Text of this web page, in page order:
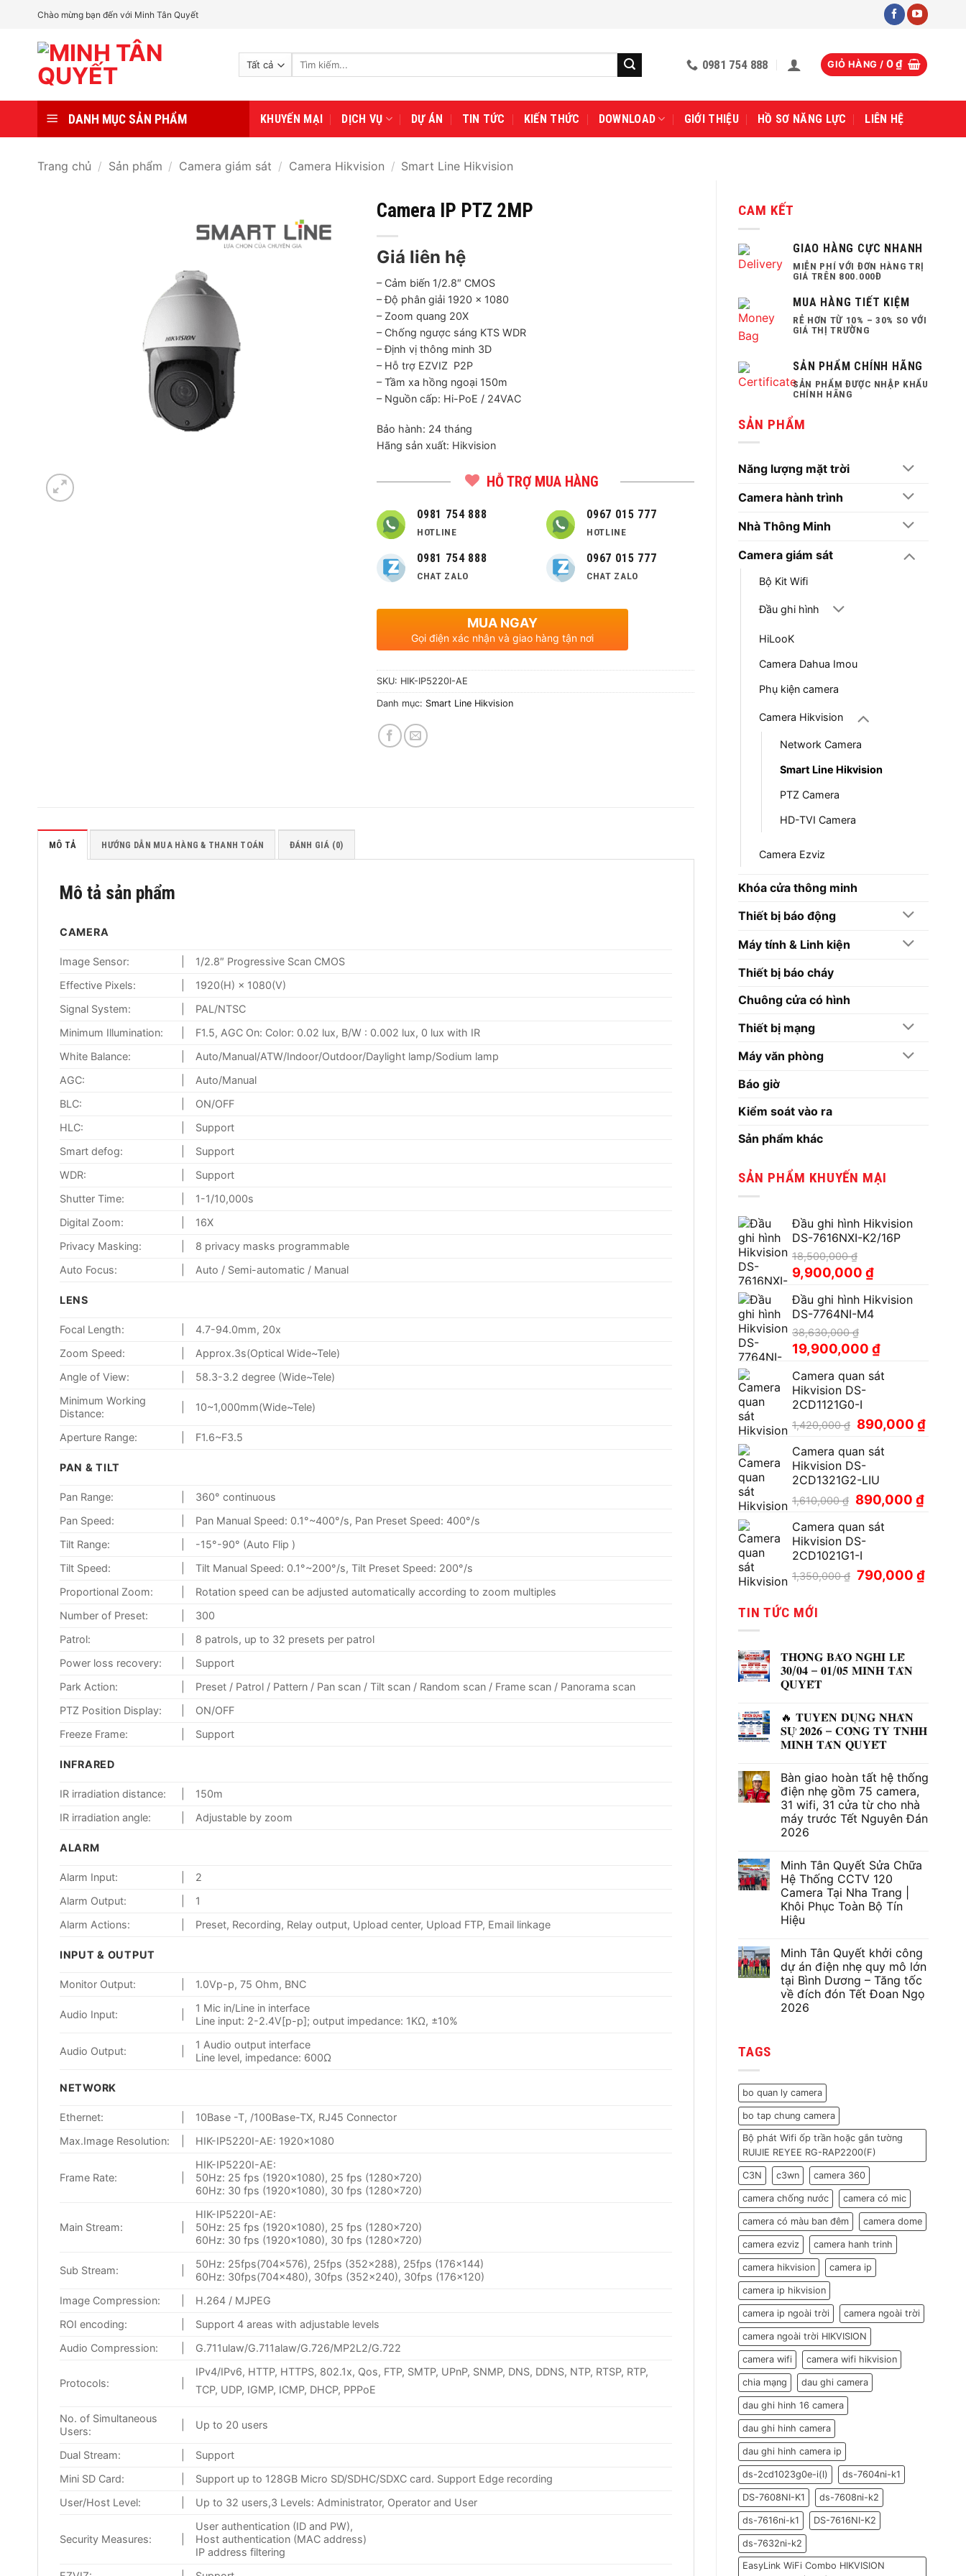
Chào mừng bạn đến với Minh Tân Quyết
Tìm
0981 754 888 GIỎ HÀNG / 0₫
DANH MỤC SẢN PHẨM KHUYẾN MẠI DỊCH VỤ DỰ ÁN TIN TỨC KIẾN THỨC DOWNLOAD GIỚI THIỆU HỒ SƠ NĂNG LỰC LIÊN HỆ
Trang chủ / Sản phẩm / Camera giám sát / Camera Hikvision / Smart Line Hikvision
CAM KẾT
GIAO HÀNG CỰC NHANH
MIỄN PHÍ VỚI ĐƠN HÀNG TRỊ
GIÁ TRÊN 800.000Đ
MUA HÀNG TIẾT KIỆM
RẺ HƠN TỪ 10% – 30% SO VỚI
GIÁ THỊ TRƯỜNG
SẢN PHẨM CHÍNH HÃNG
SẢN PHẨM ĐƯỢC NHẬP KHẨU
CHÍNH HÃNG
SẢN PHẨM
Năng lượng mặt trời
Camera hành trình
Nhà Thông Minh
Camera giám sát
Bộ Kit Wifi
Đầu ghi hình
HiLooK
Camera Dahua Imou
Phụ kiện camera
Camera Hikvision
Network Camera
Smart Line Hikvision
PTZ Camera
HD-TVI Camera
Camera Ezviz
Khóa cửa thông minh
Thiết bị báo động
Máy tính & Linh kiện
Thiết bị báo cháy
Chuông cửa có hình
Thiết bị mạng
Máy văn phòng
Báo giờ
Kiểm soát vào ra
Sản phẩm khác
SẢN PHẨM KHUYẾN MẠI
Đầu ghi hình Hikvision
DS-7616NXI-K2/16P
18,500,000₫
Giá
gốc
là:
18,500,000 ₫.
9,900,000 ₫Giá
tại
là:
Đầu ghi hình Hikvision
DS-7764NI-M4
38,630,000₫
Giá
gốc
là:
38,630,000 ₫.
19,900,000 ₫Giá
tại
Camera quan sát
Hikvision DS-
2CD1121G0-I
1,420,000₫ Giá
là:
1,420,000 ₫.
890,000₫Giá
Camera quan sát
Hikvision DS-
2CD1321G2-LIU
1,610,000₫ Giá
là:
1,610,000 ₫.
890,000₫Giá
Camera quan sát
Hikvision DS-
2CD1021G1-I
1,350,000₫ Giá
790,000₫Giá
TIN TỨC MỚI
𝐓𝐇𝐎̂𝐍𝐆 𝐁𝐀́𝐎 𝐍𝐆𝐇𝐈̉ 𝐋𝐄̂̃
𝟑𝟎/𝟎𝟒 – 𝟎𝟏/𝟎𝟓 𝐌𝐈𝐍𝐇 𝐓𝐀̂𝐍
𝐐𝐔𝐘𝐄̂́𝐓
bình
luận
ở
𝐓𝐇𝐎̂𝐍𝐆
𝐋𝐄̂̃
𝟑𝟎/𝟎𝟒
–
𝟎𝟏/𝟎𝟓
𝐌𝐈𝐍𝐇
𝐓𝐀̂𝐍
𝐐𝐔𝐘𝐄̂́𝐓
🔥 𝐓𝐔𝐘𝐄̂̉𝐍 𝐃𝐔̣𝐍𝐆 𝐍𝐇𝐀̂𝐍
𝐒𝐔̛̣ 𝟐𝟎𝟐𝟔 – 𝐂𝐎̂𝐍𝐆 𝐓𝐘 𝐓𝐍𝐇𝐇
𝐌𝐈𝐍𝐇 𝐓𝐀̂𝐍 𝐐𝐔𝐘𝐄̂́𝐓
bình
luận
ở
🔥
𝐓𝐔𝐘𝐄̂̉𝐍
𝐃𝐔̣𝐍𝐆
𝐍𝐇𝐀̂𝐍
–
𝐂𝐎̂𝐍𝐆
𝐓𝐘
𝐓𝐍𝐇𝐇
𝐌𝐈𝐍𝐇
𝐓𝐀̂𝐍
𝐐𝐔𝐘𝐄̂́𝐓
Bàn giao hoàn tất hệ thống
điện nhẹ gồm 75 camera,
31 wifi, 31 cửa từ cho nhà
máy trước Tết Nguyên Đán
2026
bình
luận
ở
Bàn
giao
hoàn
tất
điện
nhẹ
gồm
75
camera,
31
wifi,
31
Nguyên
Đán
2026
Minh Tân Quyết Sửa Chữa
Hệ Thống CCTV 120
Camera Tại Nha Trang |
Khôi Phục Toàn Bộ Tín
Hiệu
bình
luận
ở
Minh
Tân
Quyết
Sửa
Nha
Trang
|
Khôi
Phục
Toàn
Bộ
Tín
Hiệu
Minh Tân Quyết khởi công
dự án điện nhẹ quy mô lớn
tại Bình Dương – Tăng tốc
về đích đón Tết Đoan Ngọ
2026
Quyết
khởi
công
dự
án
điện
nhẹ
quy
mô
lớn
tại
Bình
Dương
–
Tăng
tốc
về
đích
đón
Tết
Đoan
Ngọ
2026
TAGS
bo quan ly camera
bo tap chung camera
Bộ phát Wifi ốp trần hoặc gắn tường
RUIJIE REYEE RG-RAP2200(F)
C3N c3wn camera 360
camera chống nước camera có mic
camera có màu ban đêm camera dome
camera ezviz camera hanh trinh
camera hikvision camera ip
camera ip hikvision
camera ip ngoài trời camera ngoài trời
camera ngoài trời HIKVISION
camera wifi camera wifi hikvision
chia mạng dau ghi camera
dau ghi hinh 16 camera
dau ghi hinh camera
dau ghi hinh camera ip
ds-2cd1023g0e-i(l) ds-7604ni-k1
DS-7608NI-K1 ds-7608ni-k2
ds-7616ni-k1 DS-7616NI-K2
ds-7632ni-k2
EasyLink WiFi Combo HIKVISION
Camera IP PTZ 2MP
Giá liên hệ
– Cảm biến 1/2.8″ CMOS
– Độ phân giải 1920 x 1080
– Zoom quang 20X
– Chống ngược sáng KTS WDR
– Định vị thông minh 3D
– Hỗ trợ EZVIZ P2P
– Tầm xa hồng ngoại 150m
– Nguồn cấp: Hi-PoE / 24VAC
Bảo hành: 24 tháng
Hãng sản xuất: Hikvision
HỖ TRỢ MUA HÀNG
0981 754 888
HOTLINE
0981 754 888
CHAT ZALO
0967 015 777
HOTLINE
0967 015 777
CHAT ZALO
MUA NGAY
Gọi điện xác nhận và giao hàng tận nơi
SKU: HIK-IP5220I-AE
Danh mục: Smart Line Hikvision
MÔ TẢ HƯỚNG DẪN MUA HÀNG & THANH TOÁN ĐÁNH GIÁ (0)
Mô tả sản phẩm
CAMERA
Image Sensor:
1/2.8″ Progressive Scan CMOS
Effective Pixels:
1920(H) × 1080(V)
Signal System:
PAL/NTSC
Minimum Illumination:
F1.5, AGC On: Color: 0.02 lux, B/W : 0.002 lux, 0 lux with IR
White Balance:
Auto/Manual/ATW/Indoor/Outdoor/Daylight lamp/Sodium lamp
AGC:
Auto/Manual
BLC:
ON/OFF
HLC:
Support
Smart defog:
Support
WDR:
Support
Shutter Time:
1-1/10,000s
Digital Zoom:
16X
Privacy Masking:
8 privacy masks programmable
Auto Focus:
Auto / Semi-automatic / Manual
LENS
Focal Length:
4.7-94.0mm, 20x
Zoom Speed:
Approx.3s(Optical Wide~Tele)
Angle of View:
58.3-3.2 degree (Wide~Tele)
Minimum Working
Distance:
10~1,000mm(Wide~Tele)
Aperture Range: F1.6~F3.5
PAN & TILT
Pan Range:
360° continuous
Pan Speed:
Pan Manual Speed: 0.1°~400°/s, Pan Preset Speed: 400°/s
Tilt Range:
-15°-90° (Auto Flip )
Tilt Speed:
Tilt Manual Speed: 0.1°~200°/s, Tilt Preset Speed: 200°/s
Proportional Zoom:
Rotation speed can be adjusted automatically according to zoom multiples
Number of Preset:
300
Patrol:
8 patrols, up to 32 presets per patrol
Power loss recovery:
Support
Park Action:
Preset / Patrol / Pattern / Pan scan / Tilt scan / Random scan / Frame scan / Panorama scan
PTZ Position Display:
ON/OFF
Freeze Frame:
Support
INFRARED
IR irradiation distance:
150m
IR irradiation angle:
Adjustable by zoom
ALARM
Alarm Input:
2
Alarm Output:
1
Alarm Actions:
Preset, Recording, Relay output, Upload center, Upload FTP, Email linkage
INPUT & OUTPUT
Monitor Output: 1.0Vp-p, 75 Ohm, BNC
Audio Input:
1 Mic in/Line in interface
Line input: 2-2.4V[p-p]; output impedance: 1KΩ, ±10%
Audio Output:
1 Audio output interface
Line level, impedance: 600Ω
NETWORK
Ethernet:
10Base -T, /100Base-TX, RJ45 Connector
Max.Image Resolution:
HIK-IP5220I-AE: 1920×1080
Frame Rate:
HIK-IP5220I-AE:
50Hz: 25 fps (1920×1080), 25 fps (1280×720)
60Hz: 30 fps (1920×1080), 30 fps (1280×720)
Main Stream:
HIK-IP5220I-AE:
50Hz: 25 fps (1920×1080), 25 fps (1280×720)
60Hz: 30 fps (1920×1080), 30 fps (1280×720)
Sub Stream:
50Hz: 25fps(704×576), 25fps (352×288), 25fps (176×144)
60Hz: 30fps(704×480), 30fps (352×240), 30fps (176×120)
Image Compression:
H.264 / MJPEG
ROI encoding:
Support 4 areas with adjustable levels
Audio Compression:
G.711ulaw/G.711alaw/G.726/MP2L2/G.722
Protocols:
IPv4/IPv6, HTTP, HTTPS, 802.1x, Qos, FTP, SMTP, UPnP, SNMP, DNS, DDNS, NTP, RTSP, RTP,
TCP, UDP, IGMP, ICMP, DHCP, PPPoE
No. of Simultaneous
Users:
Up to 20 users
Dual Stream:
Support
Mini SD Card:
Support up to 128GB Micro SD/SDHC/SDXC card. Support Edge recording
User/Host Level:
Up to 32 users,3 Levels: Administrator, Operator and User
Security Measures:
User authentication (ID and PW),
Host authentication (MAC address)
IP address filtering